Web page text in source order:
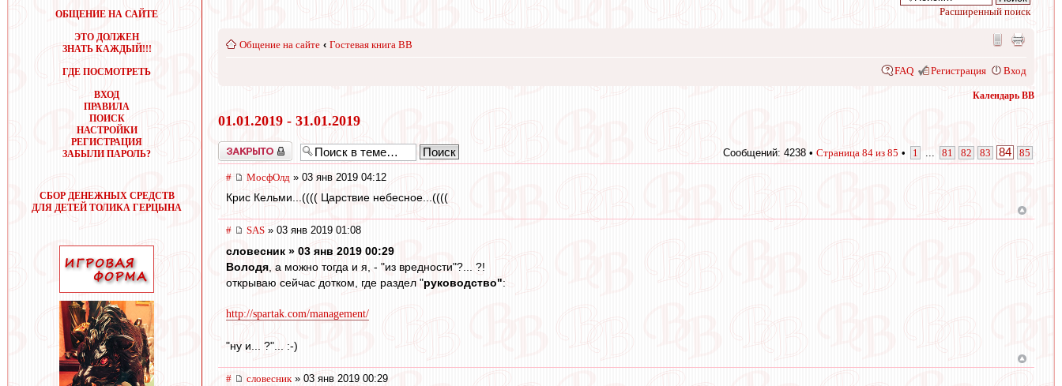
ОБЩЕНИЕ НА САЙТЕ
ЭТО ДОЛЖЕН
ЗНАТЬ КАЖДЫЙ!!!
ГДЕ ПОСМОТРЕТЬ
ВХОД
ПРАВИЛА
ПОИСК
НАСТРОЙКИ
РЕГИСТРАЦИЯ
ЗАБЫЛИ ПАРОЛЬ?
СБОР ДЕНЕЖНЫХ СРЕДСТВ
ДЛЯ ДЕТЕЙ ТОЛИКА ГЕРЦЫНА
Расширенный поиск
Общение на сайте ‹ Гостевая книга ВВ
FAQ Регистрация Вход
Календарь ВВ
01.01.2019 - 31.01.2019
Закрыто Сообщений: 4238 • Страница 84 из 85 • 1 81 82 83 84 85
# МосфОлд » 03 янв 2019 04:12
Крис Кельми...(((( Царствие небесное...((((
# SAS » 03 янв 2019 01:08
словесник » 03 янв 2019 00:29
Володя , а можно тогда и я, - "из вредности"?... ?!
открываю сейчас дотком, где раздел "руководство":
http://spartak.com/management/
"ну и... ?"... :-)
# словесник» 03 янв 2019 00:29